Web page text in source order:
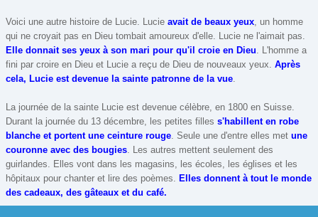
Le carême
Noël
Nouvel an chinois
Pâques
Saint Valentin
Voici une autre histoire de Lucie. Lucie avait de beaux yeux, un homme
qui ne croyait pas en Dieu tombait amoureux d'elle. Lucie ne l'aimait pas.
Elle donnait ses yeux à son mari pour qu'il croie en Dieu. L'homme a
fini par croire en Dieu et Lucie a reçu de Dieu de nouveaux yeux. Après
cela, Lucie est devenue la sainte patronne de la vue.
La journée de la sainte Lucie est devenue célèbre, en 1800 en Suisse.
Durant la journée du 13 décembre, les petites filles s'habillent en robe
blanche et portent une ceinture rouge. Seule une d'entre elles met une
couronne avec des bougies. Les autres mettent seulement des
guirlandes. Elles vont dans les magasins, les écoles, les églises et les
hôpitaux pour chanter et lire des poèmes. Elles donnent à tout le monde
des cadeaux, des gâteaux et du café.